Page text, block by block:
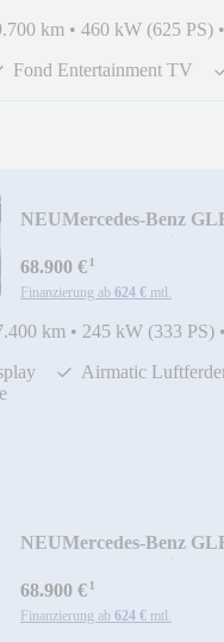
km • 460 kW (625 PS) •
Fond Entertainment TV
NEUMercedes-Benz
68.900 €¹
Finanzierung ab 624 € mtl.
km • 245 kW (333 PS) •
Airmatic
NEUMercedes-Benz
68.900 €¹
Finanzierung ab 624 € mtl.